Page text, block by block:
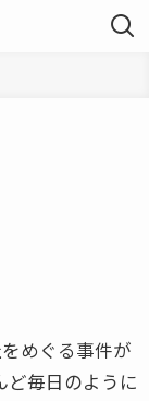
をめぐる事件が
ど毎日のように